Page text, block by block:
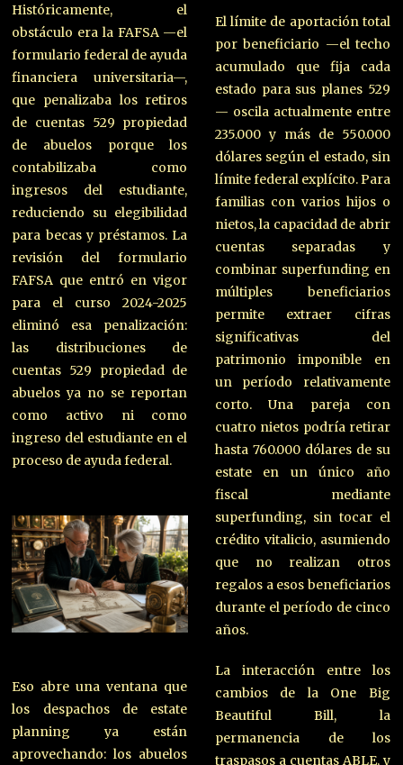
Históricamente, el
obstáculo era la FAFSA —el
formulario federal de ayuda
financiera universitaria—,
que penalizaba los retiros
de cuentas 529 propiedad
de abuelos porque los
contabilizaba como
ingresos del estudiante,
reduciendo su elegibilidad
para becas y préstamos. La
revisión del formulario
FAFSA que entró en vigor
para el curso 2024-2025
eliminó esa penalización:
las distribuciones de
cuentas 529 propiedad de
abuelos ya no se reportan
como activo ni como
ingreso del estudiante en el
proceso de ayuda federal.
Eso abre una ventana que
los despachos de estate
planning ya están
aprovechando: los abuelos
El límite de aportación total
por beneficiario —el techo
acumulado que fija cada
estado para sus planes 529
— oscila actualmente entre
235.000 y más de 550.000
dólares según el estado, sin
límite federal explícito. Para
familias con varios hijos o
nietos, la capacidad de abrir
cuentas separadas y
combinar superfunding en
múltiples beneficiarios
permite extraer cifras
significativas del
patrimonio imponible en
un período relativamente
corto. Una pareja con
cuatro nietos podría retirar
hasta 760.000 dólares de su
estate en un único año
fiscal mediante
superfunding, sin tocar el
crédito vitalicio, asumiendo
que no realizan otros
regalos a esos beneficiarios
durante el período de cinco
años.
La interacción entre los
cambios de la One Big
Beautiful Bill, la
permanencia de los
traspasos a cuentas ABLE, y